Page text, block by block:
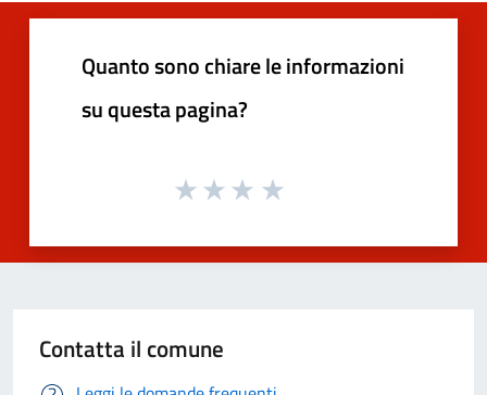
Quanto sono chiare le informazioni
su questa pagina?
Contatta il comune